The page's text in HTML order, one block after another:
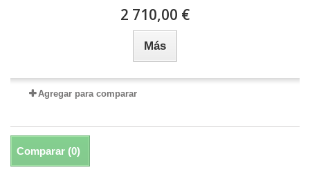
2 710,00 €
Más
Agregar para comparar
Comparar (0)